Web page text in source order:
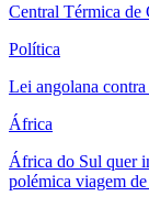
Central Térmica de
Política
Lei angolana
África
África do Sul quer
polémica viagem